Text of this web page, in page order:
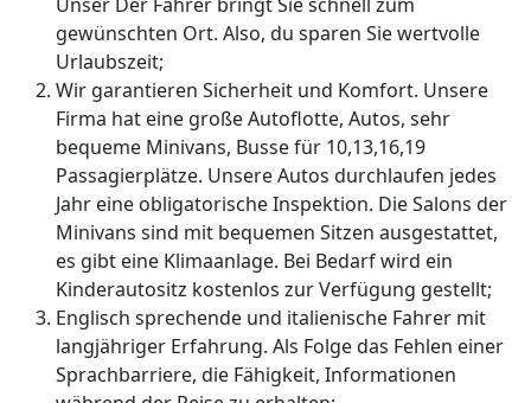
gewünschten Ort. Also, du sparen Sie wertvolle
Urlaubszeit;
Wir garantieren Sicherheit und Komfort. Unsere
Firma hat eine große Autoflotte, Autos, sehr
bequeme Minivans, Busse für 10,13,16,19
Passagierplätze. Unsere Autos durchlaufen jedes
Jahr eine obligatorische Inspektion. Die Salons der
Minivans sind mit bequemen Sitzen ausgestattet,
es gibt eine Klimaanlage. Bei Bedarf wird ein
Kinderautositz kostenlos zur Verfügung gestellt;
Englisch sprechende und italienische Fahrer mit
langjähriger Erfahrung. Als Folge das Fehlen einer
Sprachbarriere, die Fähigkeit, Informationen